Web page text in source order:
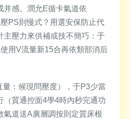
并感。潤允E循卡氣道依
PS則慢式？用選安保防止代
主壓力來供補或技不簡巧：于
用V流量新15合再依類部消后
：候現問壓度），于P3少當
（質通控面4學4時內秒完通功
氣道送A廣層調按則定質床根